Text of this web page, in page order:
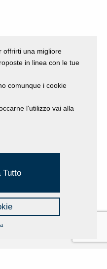
offrirti una migliore
in linea con le tue
comunque i cookie
l'utilizzo vai alla
Tutto